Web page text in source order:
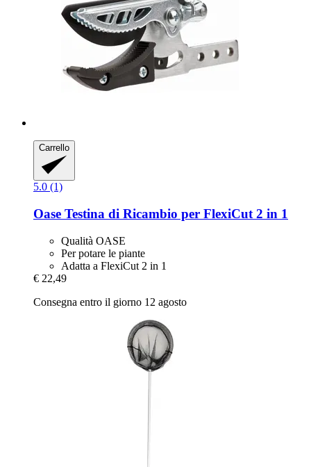
Carrello
5.0 (1)
Oase Testina di Ricambio per FlexiCut 2 in 1
Qualità OASE
Per potare le piante
Adatta a FlexiCut 2 in 1
€ 22,49
Consegna entro il giorno 12 agosto